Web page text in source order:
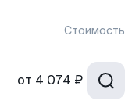
Стоимость
от 4 074 ₽